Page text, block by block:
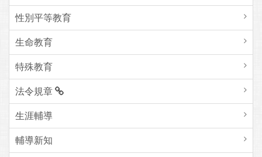
性別平等教育
生命教育
特殊教育
法令規章
生涯輔導
輔導新知